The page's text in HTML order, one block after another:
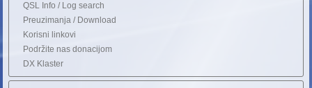
QSL Info / Log search
Preuzimanja / Download
Korisni linkovi
Podržite nas donacijom
DX Klaster